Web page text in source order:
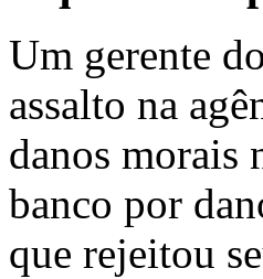
Um gerente
assalto na
danos morais
banco por
que rejeitou